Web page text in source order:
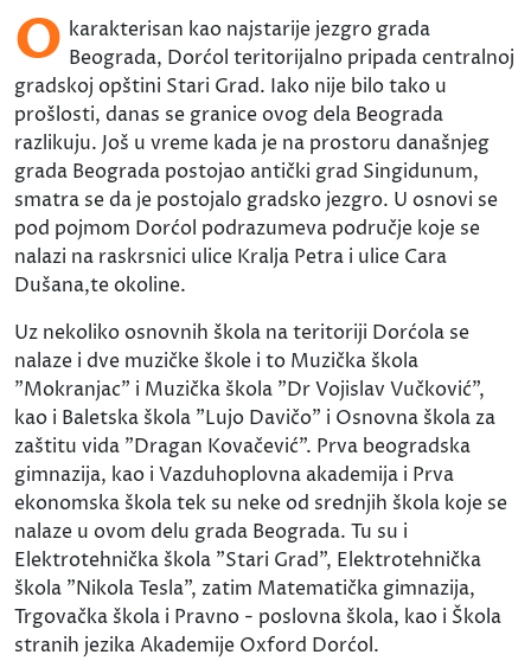
O karakterisan kao najstarije jezgro grada
Beograda, Dorćol teritorijalno pripada centralnoj
gradskoj opštini Stari Grad. Iako nije bilo tako u
prošlosti, danas se granice ovog dela Beograda
razlikuju. Još u vreme kada je na prostoru današnjeg
grada Beograda postojao antički grad Singidunum,
smatra se da je postojalo gradsko jezgro. U osnovi se
pod pojmom Dorćol podrazumeva područje koje se
nalazi na raskrsnici ulice Kralja Petra i ulice Cara
Dušana,te okoline.
Uz nekoliko osnovnih škola na teritoriji Dorćola se
nalaze i dve muzičke škole i to Muzička škola
"Mokranjac" i Muzička škola "Dr Vojislav Vučković",
kao i Baletska škola "Lujo Davičo" i Osnovna škola za
zaštitu vida "Dragan Kovačević". Prva beogradska
gimnazija, kao i Vazduhoplovna akademija i Prva
ekonomska škola tek su neke od srednjih škola koje se
nalaze u ovom delu grada Beograda. Tu su i
Elektrotehnička škola "Stari Grad", Elektrotehnička
škola "Nikola Tesla", zatim Matematička gimnazija,
Trgovačka škola i Pravno - poslovna škola, kao i Škola
stranih jezika Akademije Oxford Dorćol.